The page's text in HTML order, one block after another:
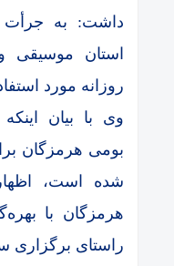
داشت: به
استان موسیقی
روزانه مورد
وی با بیان
بومی هرمزگان
شده است،
هرمزگان با
راستای برگزاری